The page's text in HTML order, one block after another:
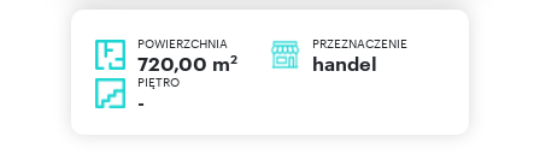
POWIERZCHNIA
720,00 m2
PRZEZNACZENIE
handel
PIĘTRO
-